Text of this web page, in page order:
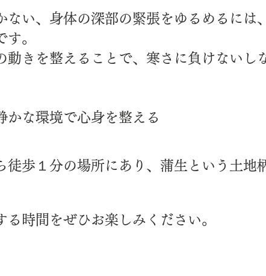
ない、身体の深部の緊張をゆるめるには
。
動きを整えることで、寒さに負けないし
かな環境で心身を整える
徒歩１分の場所にあり、蒲生という土地
る時間をぜひお楽しみください。